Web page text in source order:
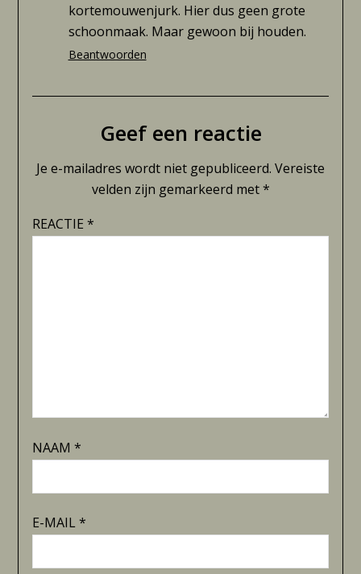
kortemouwenjurk. Hier dus geen grote
schoonmaak. Maar gewoon bij houden.
Beantwoorden
Geef een reactie
Je e-mailadres wordt niet gepubliceerd. Vereiste
velden zijn gemarkeerd met*
REACTIE *
NAAM *
E-MAIL*